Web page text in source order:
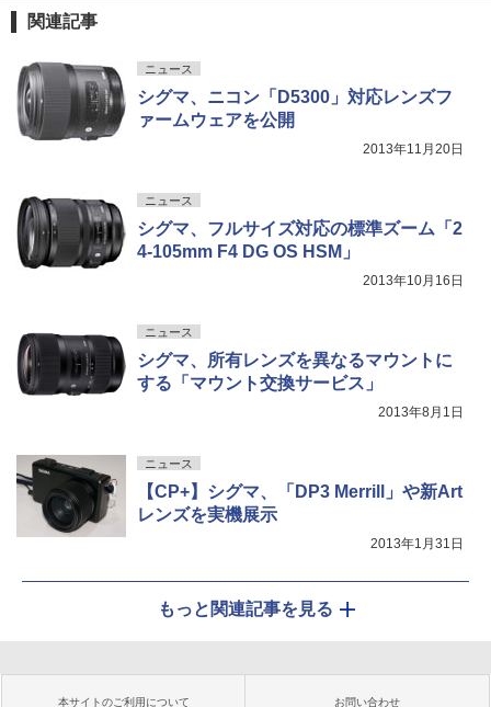
関連記事
ニュース
シグマ、ニコン「D5300」対応レンズフ
ァームウェアを公開
2013年11月20日
ニュース
シグマ、フルサイズ対応の標準ズーム「2
4-105mm F4 DG OS HSM」
2013年10月16日
ニュース
シグマ、所有レンズを異なるマウントに
する「マウント交換サービス」
2013年8月1日
ニュース
【CP+】シグマ、「DP3 Merrill」や新Art
レンズを実機展示
2013年1月31日
もっと関連記事を見る
本サイトのご利用について お問い合わせ